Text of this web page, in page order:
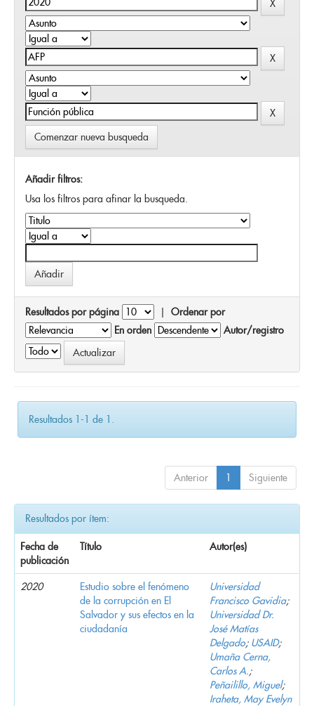
Comenzar nueva busqueda
Añadir filtros:
Usa los filtros para afinar la busqueda.
Resultados por página | Ordenar por
En orden
Autor/registro
Resultados 1-1 de 1.
Anterior 1 Siguiente
Resultados por ítem:
Fecha de
publicación
Título Autor(es)
2020
Estudio sobre el fenómeno
de la corrupción en El
Salvador y sus efectos en la
ciudadanía
Universidad
Francisco Gavidia;
Universidad Dr.
José Matías
Delgado; USAID;
Umaña Cerna,
Carlos A.;
Peñailillo, Miguel;
Iraheta, May Evelyn